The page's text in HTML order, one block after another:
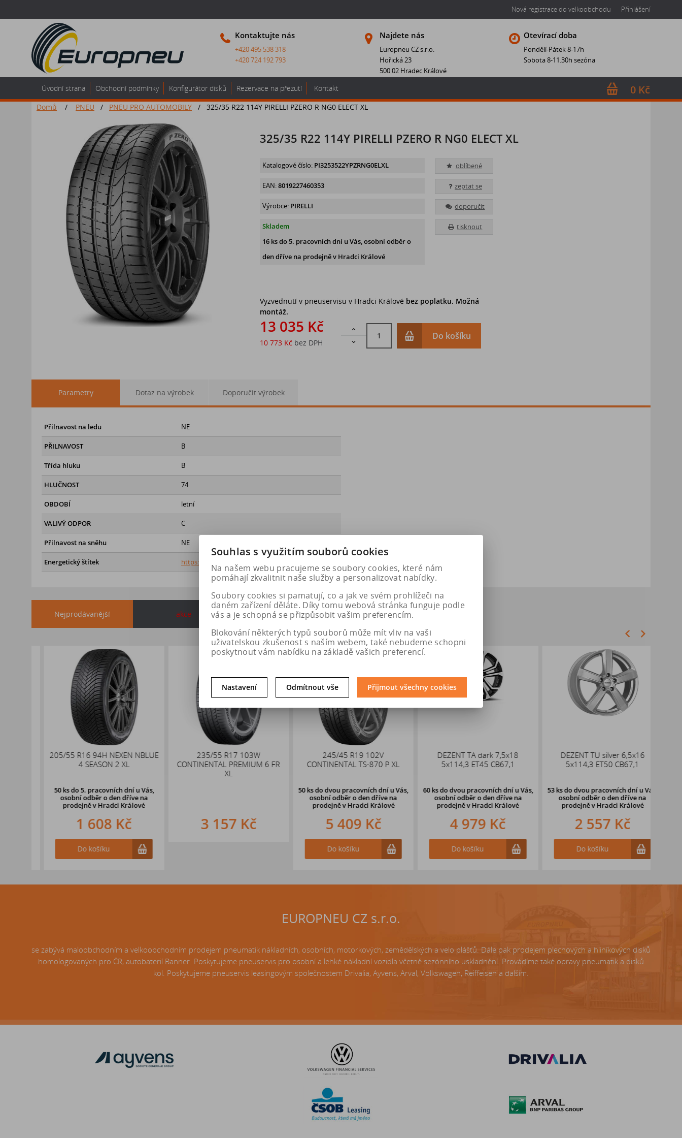
Nová registrace do velkoobchodu Přihlášení
Kontaktujte nás
+420 495 538 318
+420 724 192 793
Najdete nás
Europneu CZ s.r.o.
Hořická 23
500 02 Hradec Králové
Otevírací doba
Pondělí-Pátek 8-17h
Sobota 8-11.30h sezóna
0 Kč
Úvodní strana Obchodní podmínky Konfigurátor disků Rezervace na přezutí
Kontakt
Domů
/ PNEU / PNEU PRO AUTOMOBILY / 325/35 R22 114Y PIRELLI PZERO R NG0 ELECT XL
325/35 R22 114Y PIRELLI PZERO R NG0 ELECT XL
oblíbené
zeptat se
doporučit
tisknout
Katalogové číslo: PI3253522YPZRNG0ELXL
EAN:8019227460353
Výrobce: PIRELLI
Skladem
16 ksdo 5. pracovních dní u Vás, osobní odběr o
den dříve na prodejněv Hradci Králové
Vyzvednutí v pneuservisu v Hradci Králové bez poplatku. Možná
montáž.
13 035 Kč
10 773 Kč bez DPH


Do košíku
Parametry Dotaz na výrobek Doporučit výrobek
Přilnavost na ledu NE
PŘILNAVOST B
Třída hluku B
HLUČNOST 74
OBDOBÍ letní
VALIVÝ ODPOR C
Přilnavost na sněhu NE
Energetický štítek https://eprel.ec.europa.eu/qr/2235288
Nejprodávanější akce
205/55 R16 94H NEXEN NBLUE
4 SEASON 2 XL
50 ksdo 5. pracovních dní u Vás,
osobní odběr o den dříve na
prodejněv Hradci Králové
1 608 Kč
Do košíku
235/55 R17 103W
CONTINENTAL PREMIUM 6 FR
3 157 Kč
245/45 R19 102V
CONTINENTAL TS-870 P XL
50 ksdo dvou pracovních dní u Vás,
osobní odběr o den dřívena
prodejně v Hradci Králové
5 409 Kč
Do košíku
DEZENT TA dark 7,5x18
5x114,3 ET45 CB67,1
60 ksdo dvou pracovních dní u Vás,
osobní odběr o den dřívena
prodejně v Hradci Králové
4 979 Kč
Do košíku
DEZENT TU silver 6,5x16
5x114,3 ET50 CB67,1
53 ksdo dvou pracovních dní u Vás,
osobní odběr o den dřívena
prodejně v Hradci Králové
2 557 Kč
Do košíku
EUROPNEU CZ s.r.o.
se zabývá maloobchodním a velkoobchodním prodejem pneumatik nákladních, osobních, motorkových, zemědělských a velo plášťů. Dále pak prodejem plechových a hliníkových disků
homologovaných pro ČR, autobaterií Banner. Poskytujeme pneuservis pro osobní a lehké nákladní vozidla včetně sezónního uskladnění. Provádíme také opravy pneumatik a disků
kol. Poskytujeme pneuservis leasingovým společnostem Drivalia, Ayvens, Arval, Volkswagen, Reiffeisen a dalším.
Souhlas s využitím souborů cookies
Na našem webu pracujeme se soubory cookies, které nám
pomáhají zkvalitnit naše služby a personalizovat nabídky.
Soubory cookies si pamatují, co a jak ve svém prohlížeči na
daném zařízení děláte. Díky tomu webová stránka funguje podle
vás a je schopná se přizpůsobit vašim preferencím.
Blokování některých typů souborů může mít vliv na vaši
uživatelskou zkušenost s naším webem, také nebudeme schopni
poskytnout vám nabídku na základě vašich preferencí.
Nastavení Odmítnout vše Přijmout všechny cookies